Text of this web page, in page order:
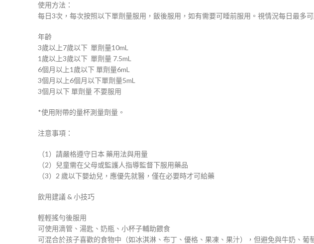
使用方法：
每日3次，每次按照以下單劑量服用，飯後服用，如有需要可睡前服用。視情況每日最多
年齡
3歲以上7歲以下 單劑量10mL
1歲以上3歲以下 單劑量 7.5mL
6個月以上1歲以下 單劑量6mL
3個月以上6個月以下單劑量5mL
3個月以下 單劑量 不要服用
*使用附帶的量杯測量劑量。
注意事項：
（1）請嚴格遵守日本 藥用法與用量
（2）兒童需在父母或監護人指導監督下服用藥品
（3）2 歲以下嬰幼兒，應優先就醫，僅在必要時才可給藥
飲用建議 & 小技巧
輕輕搖勻後服用
可使用滴管、湯匙、奶瓶、小杯子輔助餵食
可混合於孩子喜歡的食物中​（如冰淇淋、布丁、優格、果凍、果汁），但避免與牛奶、葡